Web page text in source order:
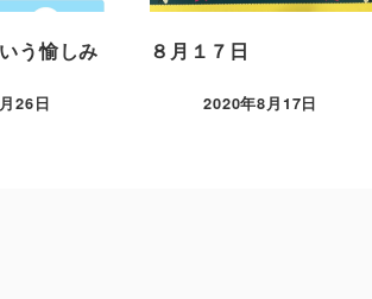
う愉しみ
26日
８月１７日
2020年8月17日